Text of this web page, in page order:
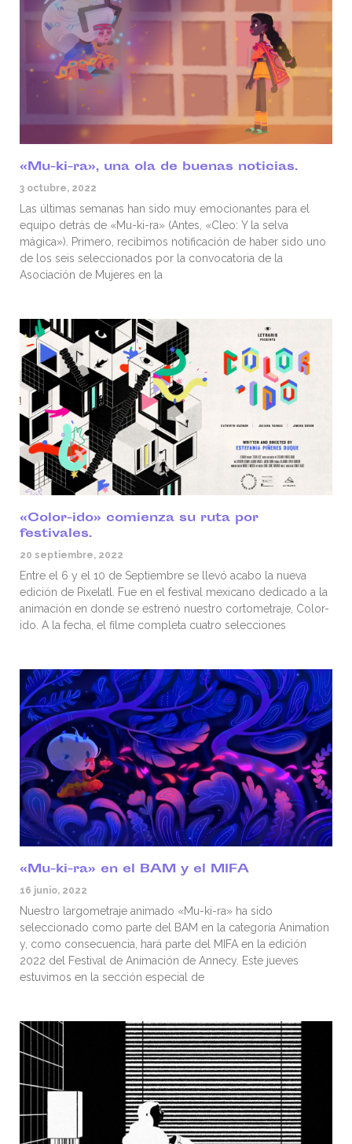
«Mu-ki-ra», una ola de buenas noticias.
3 octubre, 2022
Las últimas semanas han sido muy emocionantes para el
equipo detrás de «Mu-ki-ra» (Antes, «Cleo: Y la selva
mágica»). Primero, recibimos notificación de haber sido uno
de los seis seleccionados por la convocatoria de la
Asociación de Mujeres en la
«Color-ido» comienza su ruta por
festivales.
20 septiembre, 2022
Entre el 6 y el 10 de Septiembre se llevó acabo la nueva
edición de Pixelatl. Fue en el festival mexicano dedicado a la
animación en donde se estrenó nuestro cortometraje, Color-
ido. A la fecha, el filme completa cuatro selecciones
«Mu-ki-ra» en el BAM y el MIFA
16 junio, 2022
Nuestro largometraje animado «Mu-ki-ra» ha sido
seleccionado como parte del BAM en la categoría Animation
y, como consecuencia, hará parte del MIFA en la edición
2022 del Festival de Animación de Annecy. Este jueves
estuvimos en la sección especial de